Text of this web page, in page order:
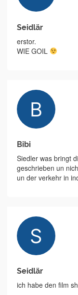
Seidlär
erstor.
WIE GOIL
Bibi
Siedler was bringt
geschrieben un
un der verkehr in
Seidlär
ich habe den film